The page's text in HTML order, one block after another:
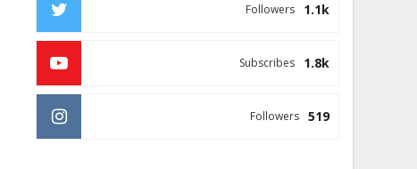
1.1k
Followers
1.8k
Subscribes
519
Followers